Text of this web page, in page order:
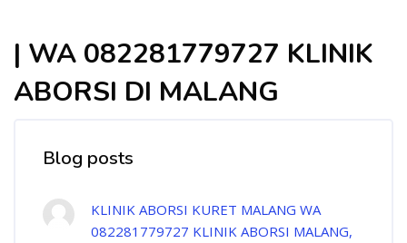
| WA 082281779727 KLINIK
ABORSI DI MALANG
Blog posts
KLINIK ABORSI KURET MALANG WA
082281779727 KLINIK ABORSI MALANG,